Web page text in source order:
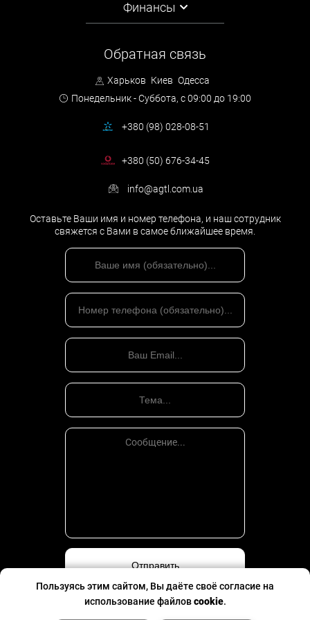
Финансы
Обратная связь
Харьков Киев Одесса
Понедельник - Суббота, с 09:00 до 19:00
+380 (98) 028-08-51
+380 (50) 676-34-45
info@agtl.com.ua
Оставьте Ваши имя и номер телефона, и наш сотрудник
свяжется с Вами в самое ближайшее время.
Политика конфиденциальности
Пользуясь этим сайтом, Вы даёте своё согласие на
использование файловcookie.